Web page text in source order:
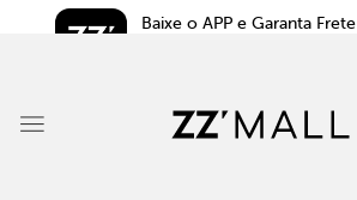
Baixe o APP e Garanta Frete